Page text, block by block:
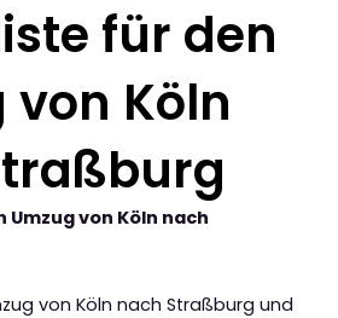
für den
von Köln
von Köln nach
von Köln nach Straßburg und